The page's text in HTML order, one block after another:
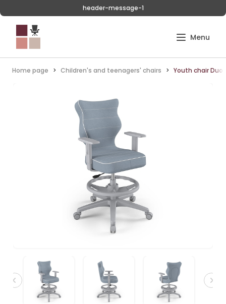
header-message-1
Home page Children's and teenagers' chairs Youth chair